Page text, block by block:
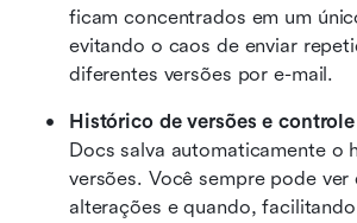
ficam concentrados em um
evitando o caos de enviar
diferentes versões por e-mail.
Histórico de versões e
Docs salva automaticamente o
versões. Você sempre pode ver
alterações e quando,